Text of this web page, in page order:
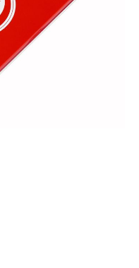
gewünschten